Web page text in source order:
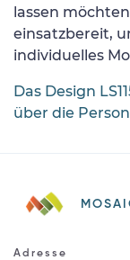
lassen
einsatzbereit,
individuelles
Das Design
über die
Adresse